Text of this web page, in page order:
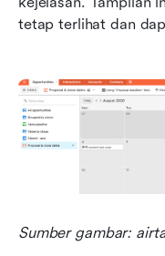
tetap terlihat dan
Sumber gambar: